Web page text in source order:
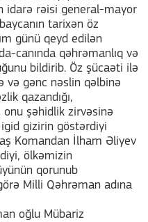
idarə rəisi general-mayor
tarixən öz
günü qeyd edilən
canında qəhrəmanlıq və
bildirib. Öz şücaəti ilə
və gənc nəslin qəlbinə
qazandığı,
şəhidlik zirvəsinə
igid gizirin göstərdiyi
Komandan İlham Əliyev
ölkəmizin
qorunub
Milli Qəhrəman adına
oğlu Mübariz